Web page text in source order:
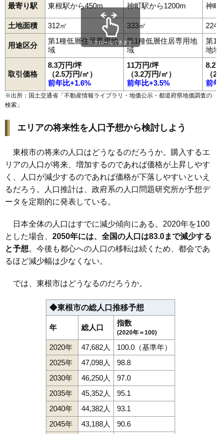
最寄り駅 東根駅から450m 神町駅から1200m 神
土地面積 312㎡ 333㎡ 224
用途区分
第1種低層住居専用地
域
第1種低層住居専用地
域
第1
地域
取引価格
8.3万円/坪
（2.5万円/㎡）
前年比+1.6%
11万円/坪
（3.2万円/㎡）
前年比+3.5%
8.2
（
前
スクロールできます
※出所：国土交通省「不動産情報ライブラリ・地価公示・都道府県地価調査の
検索 」
エリアの将来性を人口予想から検討しよう
東根市の将来の人口はどうなるのだろうか。購入するエ
リアの人口が将来、増加するのであれば価格が上昇しやす
く、人口が減少するのであれば価格が下落しやすいといえ
るだろう。人口推計は、政府系の人口問題研究所が予想デ
ータを定期的に発表している。
日本全体の人口はすでに減少傾向にある。2020年を100
とした場合、 2050年には、全国の人口は83.0まで減少する
と予想。今後も都心への人口の移転は続くため、都会であ
るほど減少幅は少なくない。
では、東根市はどうなるのだろうか。
◆東根市の総人口推移予想
年 総人口
指数
(2020年＝100)
2020年 47,682人
100.0（基準年）
2025年
47,098人
98.8
2030年
46,250人
97.0
2035年
45,352人
95.1
2040年
44,382人
93.1
2045年
43,188人
90.6